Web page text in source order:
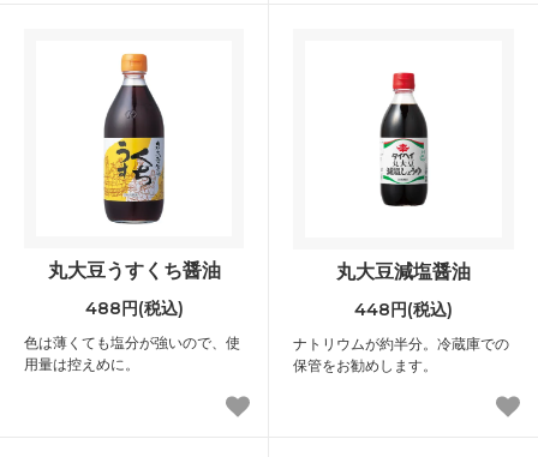
丸大豆うすくち醤油
488円(税込)
色は薄くても塩分が強いので、使
用量は控えめに。
丸大豆減塩醤油
448円(税込)
ナトリウムが約半分。冷蔵庫での
保管をお勧めします。